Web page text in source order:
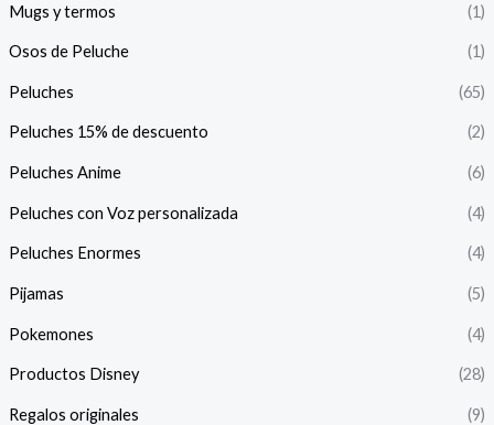
Mugs y termos (1)
Osos de Peluche (1)
Peluches (65)
Peluches 15% de descuento (2)
Peluches Anime (6)
Peluches con Voz personalizada (4)
Peluches Enormes (4)
Pijamas (5)
Pokemones (4)
Productos Disney (28)
Regalos originales (9)